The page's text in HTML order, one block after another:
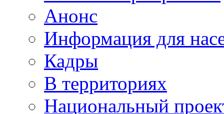
Анонс
Информация для
Кадры
В территориях
Национальный